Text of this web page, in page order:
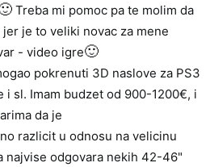
Treba mi pomoc pa te molim da
je to veliki novac za mene
- video igre🙂
pokrenuti 3D naslove za PS3
sl. Imam budzet od 900-1200€, i
da je
razlicit u odnosu na velicinu
najvise odgovara nekih 42-46"